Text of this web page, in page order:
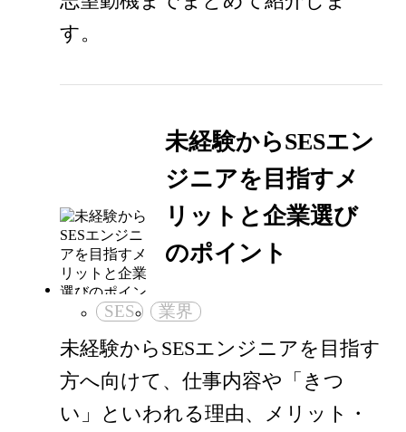
す。
未経験からSESエン
ジニアを目指すメ
リットと企業選び
のポイント
SES 業界
未経験からSESエンジニアを目指す
方へ向けて、仕事内容や「きつ
い」といわれる理由、メリット・